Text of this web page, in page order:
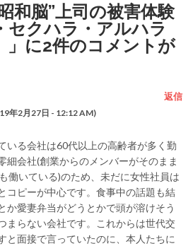
和脳”上司の被害体験
セクハラ・アルハラ
」に2件のコメントが
年2月27日 - 12:12 AM)
返信
いる会社は60代以上の高齢者が多く勤
細会社(創業からのメンバーがそのまま
働いている)のため、未だに女性社員は
コピーが中心です。食事中の話題も結
か愛妻弁当がどうとかで頭が溶けそう
まらない会社です。これからは世代交
と面接で言っていたのに、本人たちに